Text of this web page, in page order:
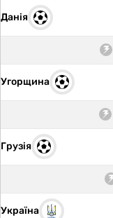
Данія
Угорщина
Грузія
Україна